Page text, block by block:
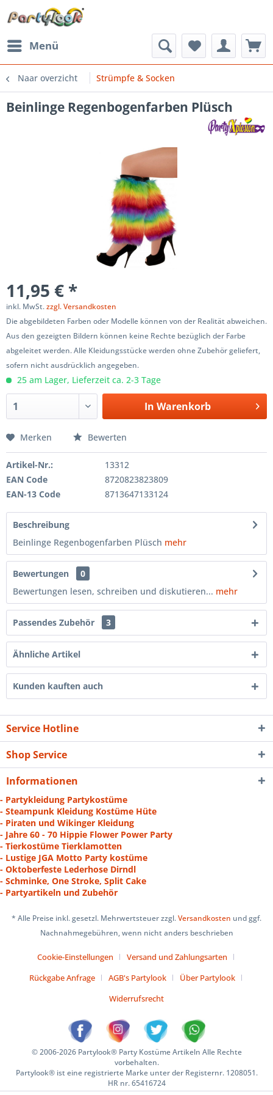
Menü
Naar overzicht Strümpfe & Socken
Beinlinge Regenbogenfarben Plüsch
11,95 € *
inkl. MwSt.zzgl. Versandkosten
Die abgebildeten Farben oder Modelle können von der Realität abweichen.
Aus den gezeigten Bildern können keine Rechte bezüglich der Farbe
abgeleitet werden. Alle Kleidungsstücke werden ohne Zubehör geliefert,
sofern nicht ausdrücklich angegeben.
25 am Lager, Lieferzeit ca. 2-3 Tage
In Warenkorb
Merken Bewerten
Artikel-Nr.:
13312
EAN Code
8720823823809
EAN-13 Code
8713647133124
Beschreibung
Beinlinge Regenbogenfarben Plüsch mehr
Bewertungen
0
Bewertungen lesen, schreiben und diskutieren... mehr
Passendes Zubehör 3
Ähnliche Artikel
Kunden kauften auch
Service Hotline
Shop Service
Informationen
- Partykleidung Partykostüme
- Steampunk Kleidung Kostüme Hüte
- Piraten und Wikinger Kleidung
- Jahre 60 - 70 Hippie Flower Power Party
- Tierkostüme Tierklamotten
- Lustige JGA Motto Party kostüme
- Oktoberfeste Lederhose Dirndl
- Schminke, One Stroke, Split Cake
- Partyartikeln und Zubehör
* Alle Preise inkl. gesetzl. Mehrwertsteuer zzgl.Versandkosten und ggf.
Nachnahmegebühren, wenn nicht anders beschrieben
Cookie-Einstellungen
Versand und Zahlungsarten
Rückgabe Anfrage
AGB's Partylook
Über Partylook
Widerrufsrecht
© 2006-2026 Partylook® Party Kostüme Artikeln Alle Rechte
vorbehalten.
Partylook® ist eine registrierte Marke unter der Registernr. 1208051.
HR nr. 65416724